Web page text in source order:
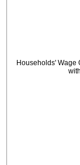
Households' Wage